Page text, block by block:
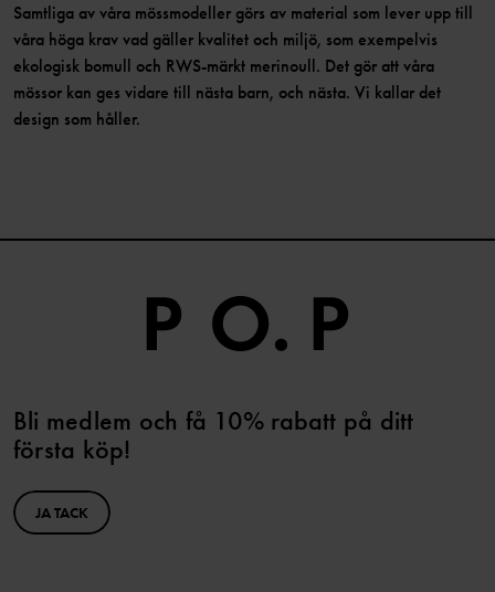
Samtliga av våra mössmodeller görs av material som lever upp till
våra höga krav vad gäller kvalitet och miljö, som exempelvis
ekologisk bomull och RWS-märkt merinoull. Det gör att våra
mössor kan ges vidare till nästa barn, och nästa. Vi kallar det
design som håller.
Bli medlem och få 10% rabatt på ditt
första köp!
JA TACK